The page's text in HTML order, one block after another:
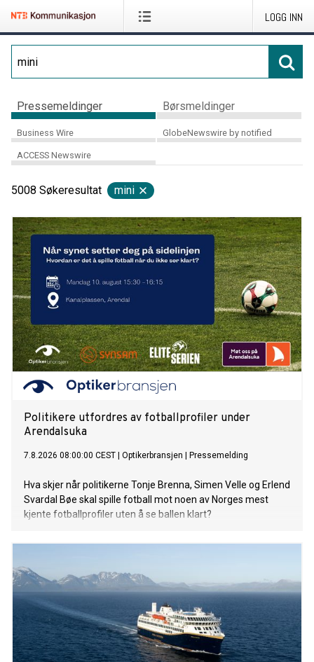
LOGG INN
Pressemeldinger Børsmeldinger
Business Wire GlobeNewswire by notified
ACCESS Newswire
5008 Søkeresultat mini
Politikere utfordres av fotballprofiler under
Arendalsuka
7.8.2026 08:00:00 CEST Optikerbransjen Pressemelding
Hva skjer når politikerne Tonje Brenna, Simen Velle og Erlend
Svardal Bøe skal spille fotball mot noen av Norges mest
kjente fotballprofiler uten å se ballen klart?